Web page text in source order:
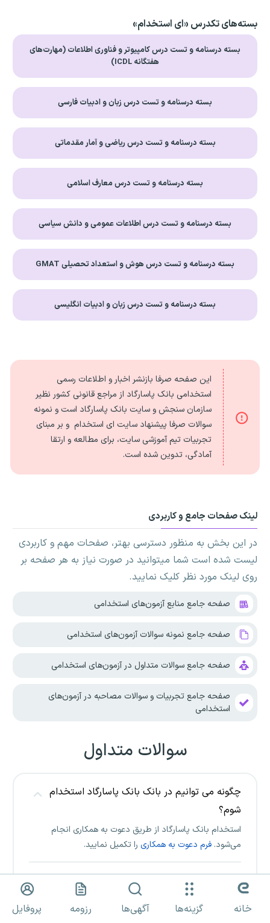
بسته‌های تکدرس «ای استخدام»
بسته درسنامه و تست درس کامپیوتر و فناوری اطلاعات (مهارت‌های
هفتگانه ICDL)
بسته درسنامه و تست درس زبان و ادبیات فارسی
بسته درسنامه و تست درس ریاضی و آمار مقدماتی
بسته درسنامه و تست درس معارف اسلامی
بسته درسنامه و تست درس اطلاعات عمومی و دانش سیاسی
بسته درسنامه و تست درس هوش و استعداد تحصیلی GMAT
بسته درسنامه و تست درس زبان و ادبیات انگلیسی
این صفحه صرفا بازنشر اخبار و اطلاعات رسمی
استخدامی بانک پاسارگاد از مراجع قانونی کشور نظیر
سازمان سنجش و سایت بانک پاسارگاد است و نمونه
سوالات صرفا پیشنهاد سایت ای استخدام و بر مبنای
تجربیات تیم آموزشی سایت، برای مطالعه و ارتقا
آمادگی، تدوین شده است.
لینک صفحات جامع و کاربردی
در این بخش به منظور دسترسی بهتر، صفحات مهم و کاربردی
لیست شده است شما میتوانید در صورت نیاز به هر صفحه بر
روی لینک مورد نظر کلیک نمایید.
صفحه جامع منابع آزمون‌های استخدامی
صفحه جامع نمونه سوالات آزمون‌های استخدامی
صفحه جامع سوالات متداول در آزمون‌های استخدامی
صفحه جامع تجربیات و سوالات مصاحبه در آزمون‌های
استخدامی
سوالات متداول
چگونه می توانیم در بانک بانک پاسارگاد استخدام
شوم؟
استخدام بانک پاسارگاد از طریق دعوت به همکاری انجام
می‌شود. فرم دعوت به همکاری را تکمیل نمایید.
شرایط استخدام بانک پاسارگاد چیست؟
بانک پاسارگاداطلاع رسانی میشود. خانه گزینه‌ها آگهی‌ها رزومه پروفایل